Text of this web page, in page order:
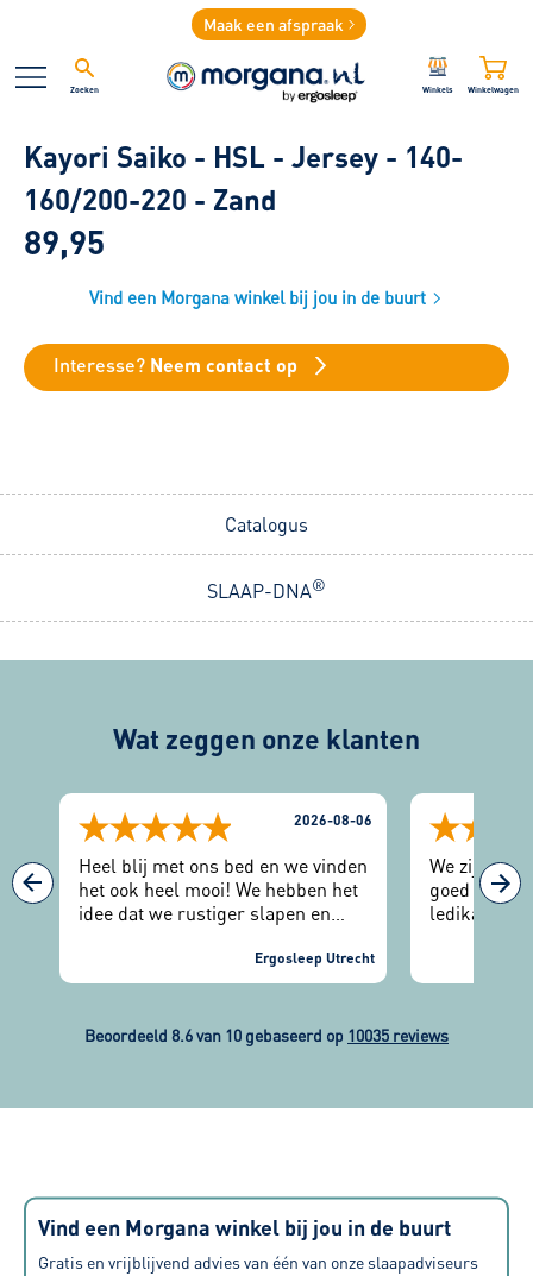
Maak een afspraak
Zoeken Winkels Winkelwagen
Kayori Saiko - HSL - Jersey - 140-
160/200-220 - Zand
89,95
Vind een Morgana winkel bij jou in de buurt
Interesse? Neem contact op
Catalogus
SLAAP-DNA®
Wat zeggen onze klanten
2026-08-06
Heel blij met ons bed en we vinden
het ook heel mooi! We hebben het
idee dat we rustiger slapen en
vriendelijk ontvangen en alles
verliep gewoon helemaal goed in
Ergosleep Utrecht
We zijn in
goed
ledikant
hadden,
verliep
Beoordeeld 8.6 van 10 gebaseerd op 10035 reviews
Vind een Morgana winkel bij jou in de buurt
Gratis en vrijblijvend advies van één van onze slaapadviseurs